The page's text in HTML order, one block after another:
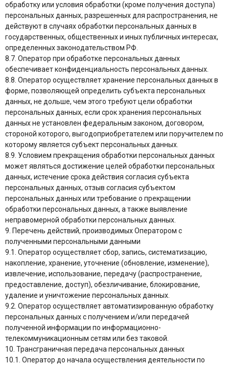
обработку или условия обработки (кроме получения доступа)
персональных данных, разрешенных для распространения, не
действуют в случаях обработки персональных данных в
государственных, общественных и иных публичных интересах,
определенных законодательством РФ.
8.7. Оператор при обработке персональных данных
обеспечивает конфиденциальность персональных данных.
8.8. Оператор осуществляет хранение персональных данных в
форме, позволяющей определить субъекта персональных
данных, не дольше, чем этого требуют цели обработки
персональных данных, если срок хранения персональных
данных не установлен федеральным законом, договором,
стороной которого, выгодоприобретателем или поручителем по
которому является субъект персональных данных.
8.9. Условием прекращения обработки персональных данных
может являться достижение целей обработки персональных
данных, истечение срока действия согласия субъекта
персональных данных, отзыв согласия субъектом
персональных данных или требование о прекращении
обработки персональных данных, а также выявление
неправомерной обработки персональных данных.
9. Перечень действий, производимых Оператором с
полученными персональными данными
9.1. Оператор осуществляет сбор, запись, систематизацию,
накопление, хранение, уточнение (обновление, изменение),
извлечение, использование, передачу (распространение,
предоставление, доступ), обезличивание, блокирование,
удаление и уничтожение персональных данных.
9.2. Оператор осуществляет автоматизированную обработку
персональных данных с получением и/или передачей
полученной информации по информационно-
телекоммуникационным сетям или без таковой.
10. Трансграничная передача персональных данных
10.1. Оператор до начала осуществления деятельности по